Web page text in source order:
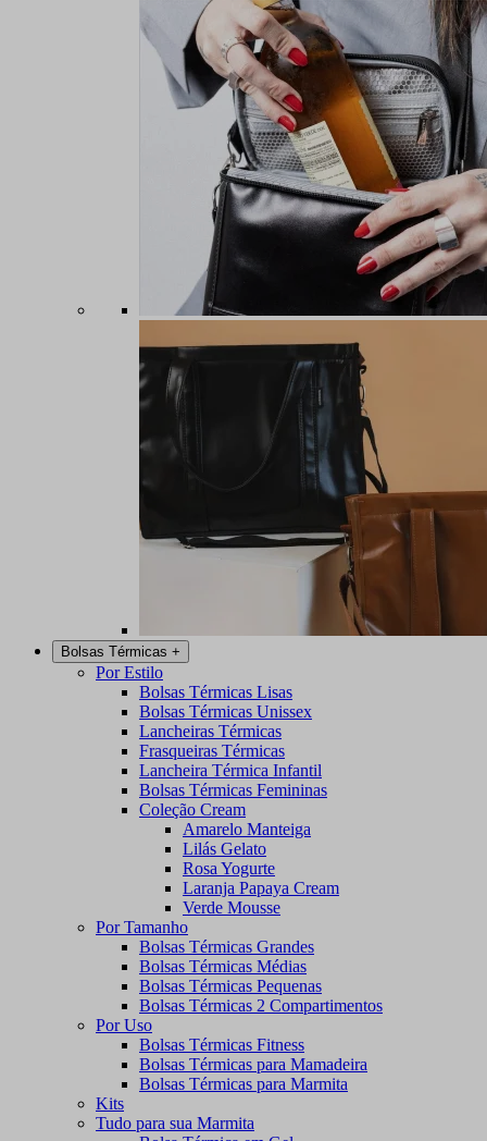
Bolsas Térmicas +
Por Estilo
Bolsas Térmicas Lisas
Bolsas Térmicas Unissex
Lancheiras Térmicas
Frasqueiras Térmicas
Lancheira Térmica Infantil
Bolsas Térmicas Femininas
Coleção Cream
Amarelo Manteiga
Lilás Gelato
Rosa Yogurte
Laranja Papaya Cream
Verde Mousse
Por Tamanho
Bolsas Térmicas Grandes
Bolsas Térmicas Médias
Bolsas Térmicas Pequenas
Bolsas Térmicas 2 Compartimentos
Por Uso
Bolsas Térmicas Fitness
Bolsas Térmicas para Mamadeira
Bolsas Térmicas para Marmita
Kits
Tudo para sua Marmita